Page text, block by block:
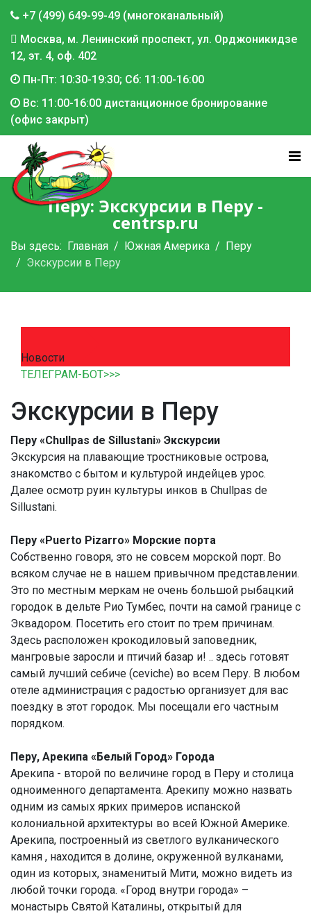
+7 (499) 649-99-49 (многоканальный)
Москва, м. Ленинский проспект, ул. Орджоникидзе
12, эт. 4, оф. 402
Пн-Пт: 10:30-19:30; Сб: 11:00-16:00
Вс: 11:00-16:00 дистанционное бронирование
(офис закрыт)
Перу: Экскурсии в Перу -
centrsp.ru
Вы здесь: Главная Южная Америка
Перу
Экскурсии в Перу
Новости
ТЕЛЕГРАМ-БОТ>>>
Экскурсии в Перу
Перу «Chullpas de Sillustani» Экскурсии
Экскурсия на плавающие тростниковые острова,
знакомство с бытом и культурой индейцев урос.
Далее осмотр руин культуры инков в Chullpas de
Sillustani.
Перу «Puerto Pizarro» Морские порта
Собственно говоря, это не совсем морской порт. Во
всяком случае не в нашем привычном представлении.
Это по местным меркам не очень большой рыбацкий
городок в дельте Рио Тумбес, почти на самой границе с
Эквадором. Посетить его стоит по трем причинам.
Здесь расположен крокодиловый заповедник,
мангровые заросли и птичий базар и! .. здесь готовят
самый лучший себиче (ceviche) во всем Перу. В любом
отеле администрация с радостью организует для вас
поездку в этот городок. Мы посещали его частным
порядком.
Перу, Арекипа «Белый Город» Города
Арекипа - второй по величине город в Перу и столица
одноименного департамента. Арекипу можно назвать
одним из самых ярких примеров испанской
колониальной архитектуры во всей Южной Америке.
Арекипа, построенный из светлого вулканического
камня , находится в долине, окруженной вулканами,
один из которых, знаменитый Мити, можно видеть из
любой точки города. «Город внутри города» –
монастырь Святой Каталины, открытый для